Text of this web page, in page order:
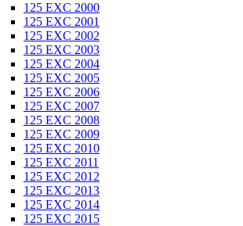
125 EXC 2000
125 EXC 2001
125 EXC 2002
125 EXC 2003
125 EXC 2004
125 EXC 2005
125 EXC 2006
125 EXC 2007
125 EXC 2008
125 EXC 2009
125 EXC 2010
125 EXC 2011
125 EXC 2012
125 EXC 2013
125 EXC 2014
125 EXC 2015